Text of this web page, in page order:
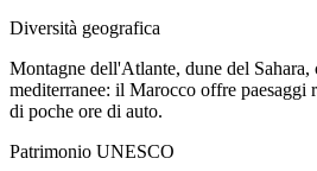
Diversità geografica
Montagne dell'Atlante, dune del Sahara,
mediterranee: il Marocco offre paesaggi
di poche ore di auto.
Patrimonio UNESCO